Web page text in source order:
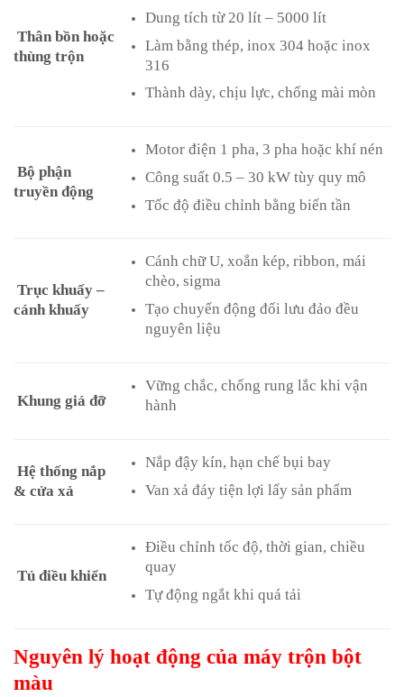
Thân bồn hoặc
thùng trộn
Dung tích từ 20 lít – 5000 lít
Làm bằng thép, inox 304 hoặc inox
316
Thành dày, chịu lực, chống mài mòn
Bộ phận
truyền động
Motor điện 1 pha, 3 pha hoặc khí nén
Công suất 0.5 – 30 kW tùy quy mô
Tốc độ điều chỉnh bằng biến tần
Trục khuấy –
cánh khuấy
Cánh chữ U, xoắn kép, ribbon, mái
chèo, sigma
Tạo chuyển động đối lưu đảo đều
nguyên liệu
Khung giá đỡ
Vững chắc, chống rung lắc khi vận
hành
Hệ thống nắp
& cửa xả
Nắp đậy kín, hạn chế bụi bay
Van xả đáy tiện lợi lấy sản phẩm
Tủ điều khiển
Điều chỉnh tốc độ, thời gian, chiều
quay
Tự động ngắt khi quá tải
Nguyên lý hoạt động của máy trộn bột
màu